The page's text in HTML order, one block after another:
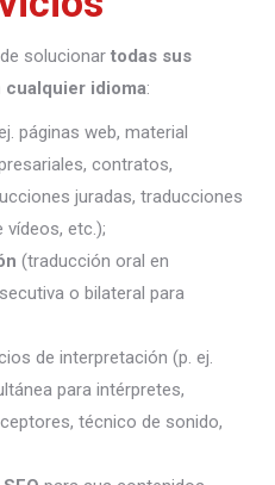
solucionar todas sus
idioma:
páginas web, material
contratos,
juradas, traducciones
vídeos, etc.);
(traducción oral en
o bilateral para
de interpretación (p. ej.
para intérpretes,
técnico de sonido,